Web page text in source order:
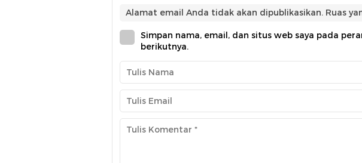
Alamat email Anda tidak akan dipublikasikan. Ruas
Simpan nama, email, dan situs web saya pada
berikutnya.